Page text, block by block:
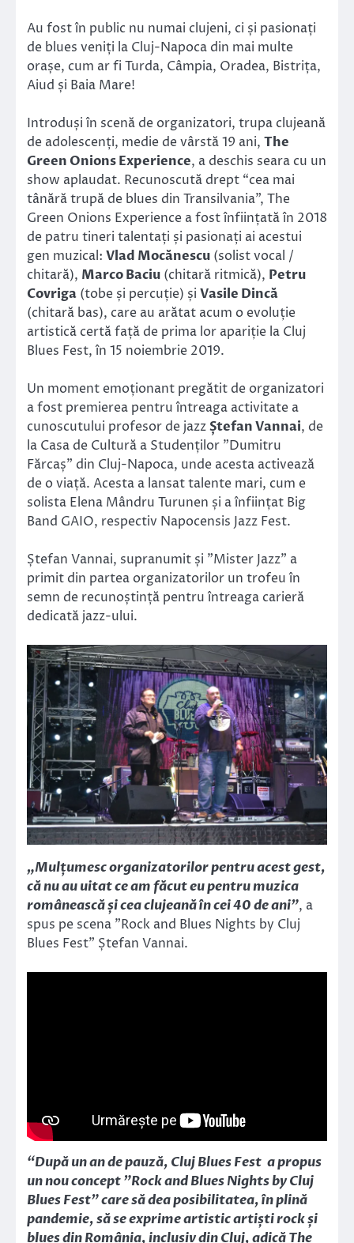
Au fost în public nu numai clujeni, ci și pasionați
de blues veniți la Cluj-Napoca din mai multe
orașe, cum ar fi Turda, Câmpia, Oradea, Bistrița,
Aiud și Baia Mare!
Introduși în scenă de organizatori, trupa clujeană
de adolescenți, medie de vârstă 19 ani, The
Green Onions Experience, a deschis seara cu un
show aplaudat. Recunoscută drept “cea mai
tânără trupă de blues din Transilvania”, The
Green Onions Experience a fost înființată în 2018
de patru tineri talentați și pasionați ai acestui
gen muzical: Vlad Mocănescu (solist vocal /
chitară), Marco Baciu (chitară ritmică), Petru
Covriga (tobe și percuție) și Vasile Dincă
(chitară bas), care au arătat acum o evoluție
artistică certă față de prima lor apariție la Cluj
Blues Fest, în 15 noiembrie 2019.
Un moment emoționant pregătit de organizatori
a fost premierea pentru întreaga activitate a
cunoscutului profesor de jazzȘtefan Vannai, de
la Casa de Cultură a Studenților ”Dumitru
Fărcaș” din Cluj-Napoca, unde acesta activează
de o viață. Acesta a lansat talente mari, cum e
solista Elena Mândru Turunen și a înființat Big
Band GAIO, respectiv Napocensis Jazz Fest.
Ștefan Vannai, supranumit și ”Mister Jazz” a
primit din partea organizatorilor un trofeu în
semn de recunoștință pentru întreaga carieră
dedicată jazz-ului.
„Mulțumesc organizatorilor pentru acest gest,
că nu au uitat ce am făcut eu pentru muzica
românească și cea clujeană în cei 40 de ani”, a
spus pe scena ”Rock and Blues Nights by Cluj
Blues Fest” Ștefan Vannai.
“După un an de pauză, Cluj Blues Fest a propus
un nou concept ”Rock and Blues Nights by Cluj
Blues Fest” care să dea posibilitatea, în plină
pandemie, să se exprime artistic artiști rock și
blues din România, inclusiv din Cluj, adică The